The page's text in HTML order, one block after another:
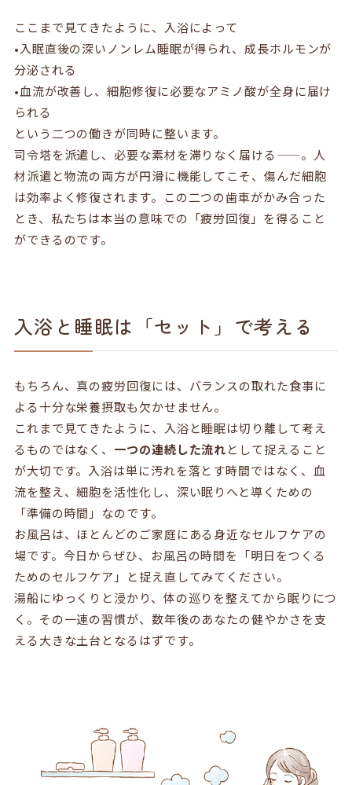
ここまで見てきたように、入浴によって
•入眠直後の深いノンレム睡眠が得られ、成長ホルモンが
分泌される
•血流が改善し、細胞修復に必要なアミノ酸が全身に届け
られる
という二つの働きが同時に整います。
司令塔を派遣し、必要な素材を滞りなく届ける——。人
材派遣と物流の両方が円滑に機能してこそ、傷んだ細胞
は効率よく修復されます。この二つの歯車がかみ合った
とき、私たちは本当の意味での「疲労回復」を得ること
ができるのです。
入浴と睡眠は「セット」で考える
もちろん、真の疲労回復には、バランスの取れた食事に
よる十分な栄養摂取も欠かせません。
これまで見てきたように、入浴と睡眠は切り離して考え
るものではなく、 一つの連続した流れとして捉えること
が大切です。入浴は単に汚れを落とす時間ではなく、血
流を整え、細胞を活性化し、深い眠りへと導くための
「準備の時間」なのです。
お風呂は、ほとんどのご家庭にある身近なセルフケアの
場です。今日からぜひ、お風呂の時間を「明日をつくる
ためのセルフケア」と捉え直してみてください。
湯船にゆっくりと浸かり、体の巡りを整えてから眠りにつ
く。その一連の習慣が、数年後のあなたの健やかさを支
える大きな土台となるはずです。